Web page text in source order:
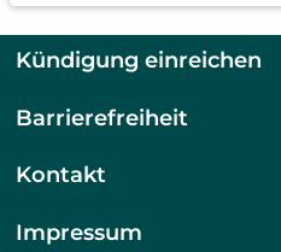
Kündigung einreichen
Barrierefreiheit
Kontakt
Impressum